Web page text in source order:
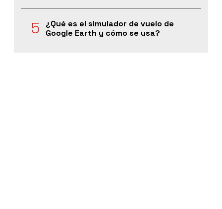
¿Qué es el simulador de vuelo de
Google Earth y cómo se usa?